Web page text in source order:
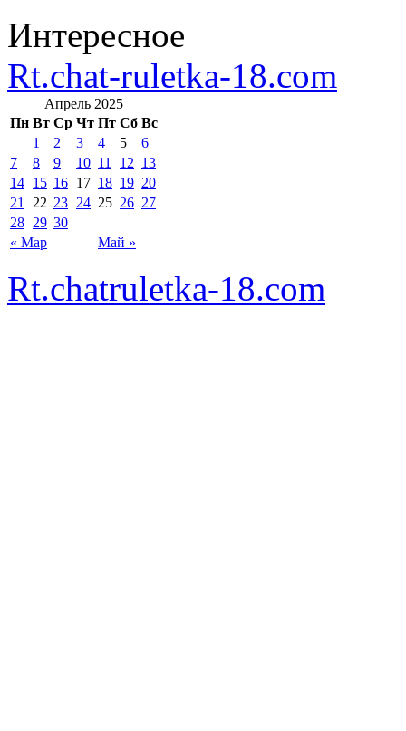
Интересное
Rt.chat-ruletka-18.com
Апрель 2025
Пн Вт Ср Чт Пт Сб Вс
« Мар Май »
1 2 3 4 5
6
7
8 9 10 11 12 13
14 15 16 17 18 19 20
21
22 23 24 25 26 27
28 29 30
Rt.chatruletka-18.com